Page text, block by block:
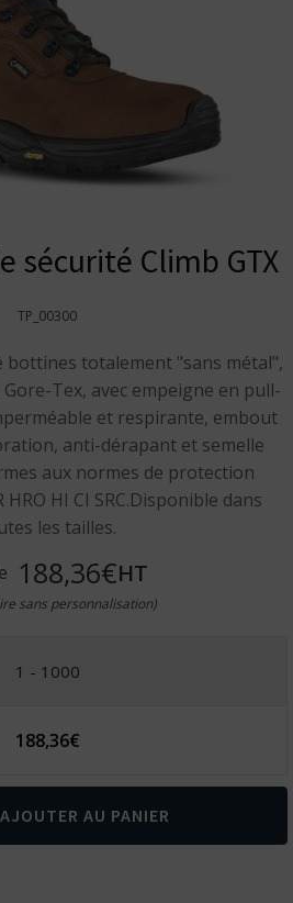
sécurité Climb GTX
TP_00300
bottines totalement "sans métal",
Tex, avec empeigne en pull-
et respirante, embout
anti-dérapant et semelle
aux normes de protection
HRO HI CI SRC.Disponible dans
les tailles.
188,36€HT
sans personnalisation)
1 - 1000
188,36€
AJOUTER AU PANIER